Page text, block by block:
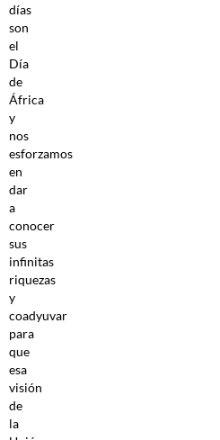
días
son
el
Día
de
África
y
nos
esforzamos
en
dar
a
conocer
sus
infinitas
riquezas
y
coadyuvar
para
que
esa
visión
de
la